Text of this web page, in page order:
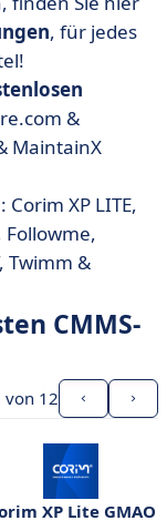
verwenden?
, für jedes
&
MaintainX
Corim XP LITE,
Followme,
Twimm &
CMMS-
von 12
XP Lite GMAO